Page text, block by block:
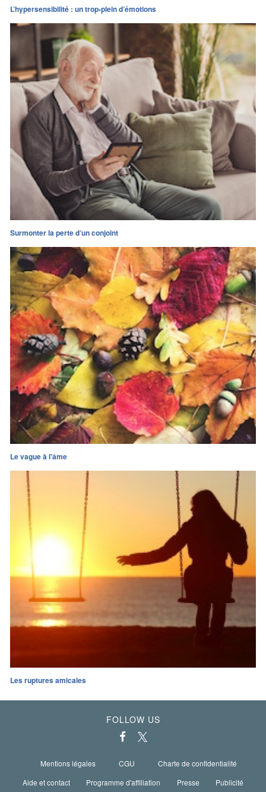
L’hypersensibilité : un trop-plein d’émotions
Surmonter la perte d’un conjoint
Le vague à l'âme
Les ruptures amicales
FOLLOW US
Mentions légales CGU
Charte de confidentialité
Aide et contact
Programme d'affiliation Presse Publicité